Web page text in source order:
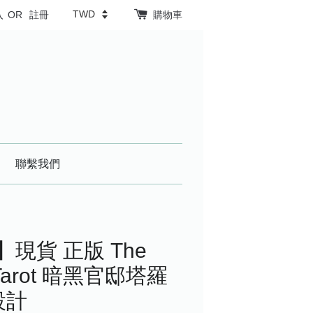
OR 註冊 購物車
聯繫我們
現貨 正版 The
暗黑官邸塔羅
計